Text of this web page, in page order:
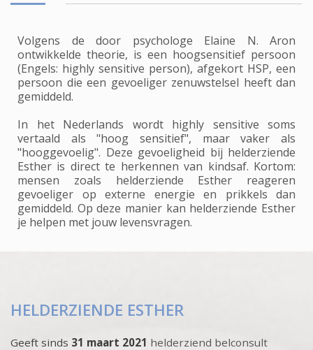
Volgens de door psychologe Elaine N. Aron
ontwikkelde theorie, is een hoogsensitief persoon
(Engels: highly sensitive person), afgekort HSP, een
persoon die een gevoeliger zenuwstelsel heeft dan
gemiddeld.
In het Nederlands wordt highly sensitive soms
vertaald als "hoog sensitief", maar vaker als
"hooggevoelig". Deze gevoeligheid bij helderziende
Esther is direct te herkennen van kindsaf. Kortom:
mensen zoals helderziende Esther reageren
gevoeliger op externe energie en prikkels dan
gemiddeld. Op deze manier kan helderziende Esther
je helpen met jouw levensvragen.
HELDERZIENDE ESTHER
Geeft sinds 31 maart 2021 helderziend belconsult